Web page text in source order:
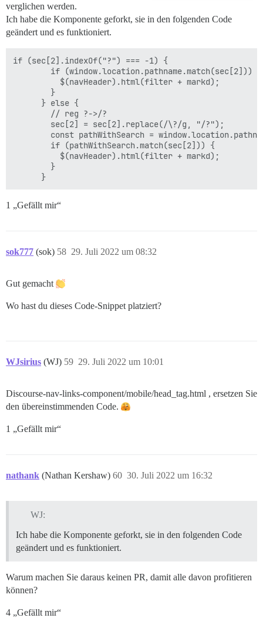
verglichen werden.
Ich habe die Komponente geforkt, sie in den folgenden Code
geändert und es funktioniert.
if (sec[2].indexOf("?") === -1) {
        if (window.location.pathname.match(sec[2])) {
          $(navHeader).html(filter + markd);
        }
      } else {
        // reg ?->/?
        sec[2] = sec[2].replace(/\?/g, "/?");
const pathWithSearch =
        if (pathWithSearch.match(sec[2])) {
          $(navHeader).html(filter + markd);
        }
1 „Gefällt mir“
sok777 (sok) 29. Juli 2022 um 08:32
58
Gut gemacht
Wo hast du dieses Code-Snippet platziert?
WJsirius (WJ) 29. Juli 2022 um 10:01
59
Discourse-nav-links-component/mobile/head_tag.html , ersetzen Sie
den übereinstimmenden Code.
1 „Gefällt mir“
nathank (Nathan Kershaw) 30. Juli 2022 um 16:32
60
WJ:
Ich habe die Komponente geforkt, sie in den folgenden Code
geändert und es funktioniert.
Warum machen Sie daraus keinen PR, damit alle davon profitieren
können?
4 „Gefällt mir“